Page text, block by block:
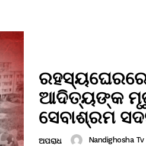
ରହସ୍ୟଘେରରେ
ଆଦିତ୍ୟଙ୍କ
ସେବାଶ୍ରମ
ଅପରାଧ Nandighosha Tv